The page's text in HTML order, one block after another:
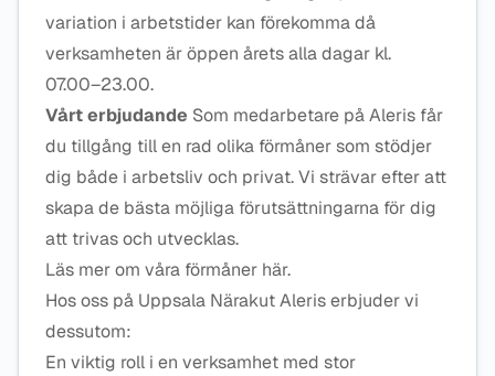
variation i arbetstider kan förekomma då
verksamheten är öppen årets alla dagar kl.
07.00–23.00.
Vårt erbjudande Som medarbetare på Aleris får
du tillgång till en rad olika förmåner som stödjer
dig både i arbetsliv och privat. Vi strävar efter att
skapa de bästa möjliga förutsättningarna för dig
att trivas och utvecklas.
Läs mer om våra förmåner här.
Hos oss på Uppsala Närakut Aleris erbjuder vi
dessutom:
En viktig roll i en verksamhet med stor